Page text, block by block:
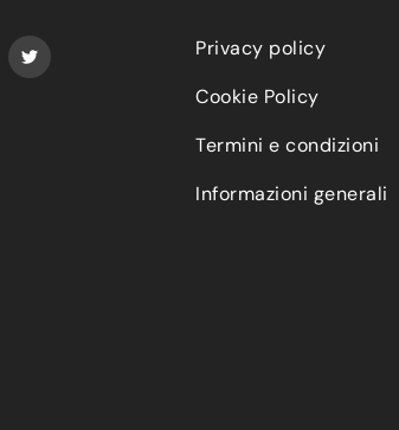
Privacy policy
Cookie Policy
Termini e condizioni
Informazioni generali